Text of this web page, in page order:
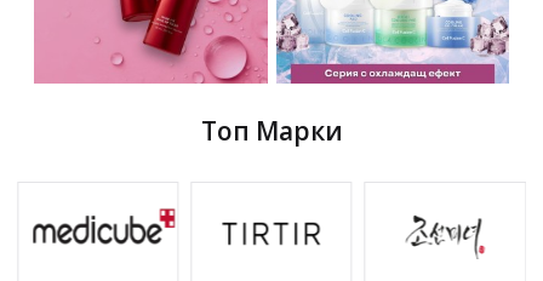
Топ Марки